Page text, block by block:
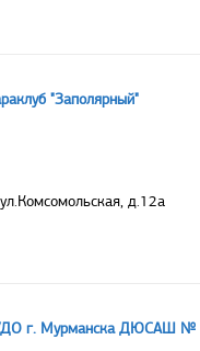
"Заполярный"
д.12а
г. Мурманска ДЮСАШ №